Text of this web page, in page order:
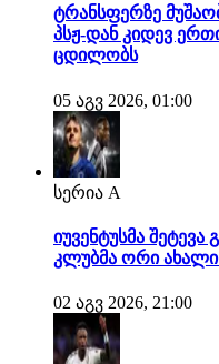
ტრანსფერზე
პსჟ-დან კიდევ
ცდილობს
05 აგვ 2026, 01:00
სერია A
იუვენტუსმა
კლუბმა ორი
02 აგვ 2026, 21:00